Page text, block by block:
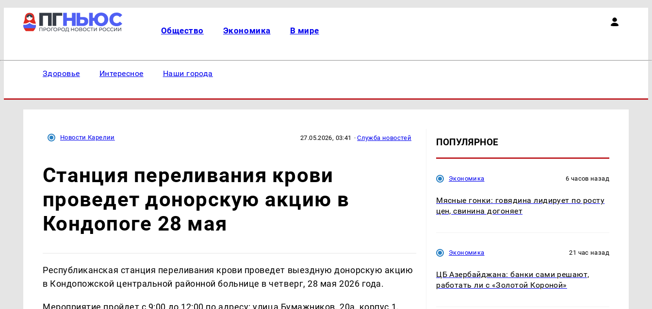
Общество Экономика В мире
Здоровье Интересное Наши города
Новости Карелии 27.05.2026, 03:41 ·Служба новостей
Станция переливания крови
проведет донорскую акцию в
Кондопоге 28 мая
Республиканская станция переливания крови проведет выездную донорскую акцию
в Кондопожской центральной районной больнице в четверг, 28 мая 2026 года.
Мероприятие пройдет с 9:00 до 12:00 по адресу: улица Бумажников, 20а, корпус 1.
ПОПУЛЯРНОЕ
Экономика 6 часов назад
Мясные гонки: говядина лидирует по росту
цен, свинина догоняет
Экономика 21 час назад
ЦБ Азербайджана: банки сами решают,
работать ли с «Золотой Короной»